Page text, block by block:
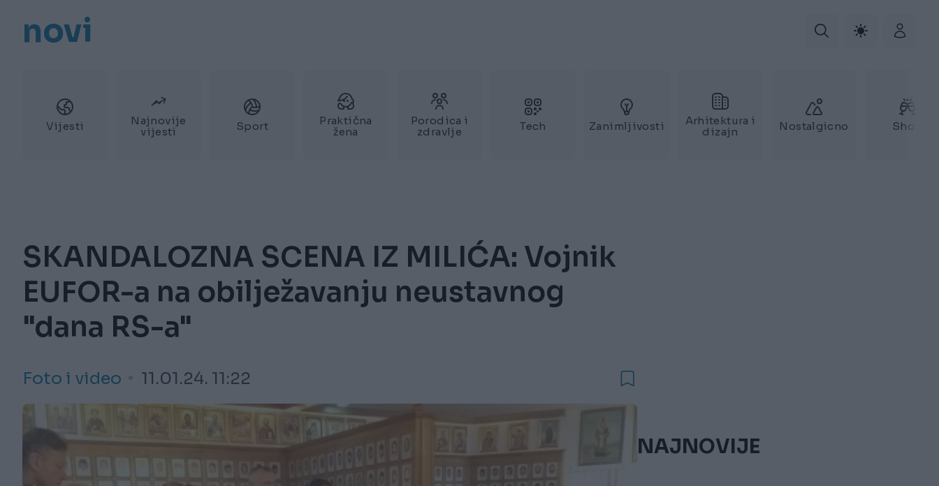
novi
Vijesti
Najnovije
vijesti
Sport
Praktična
žena
Porodica i
zdravlje
Tech Zanimljivosti
Arhitektura i
dizajn
Nostalgicno Show
SKANDALOZNA SCENA IZ MILIĆA: Vojnik
EUFOR-a na obilježavanju neustavnog
"dana RS-a"
Foto i video 11.01.24. 11:22
NAJNOVIJE